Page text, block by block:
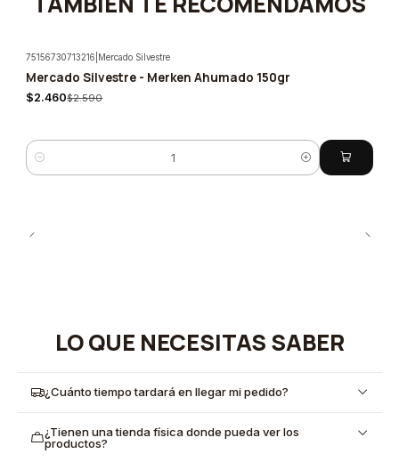
-5%
75156730713216 Mercado Silvestre
Mercado Silvestre - Merken Ahumado 150gr
$2.460$2.590
Cantidad
LO QUE NECESITAS SABER
¿Cuánto tiempo tardará en llegar mi pedido?
¿Tienen una tienda física donde pueda ver los
productos?